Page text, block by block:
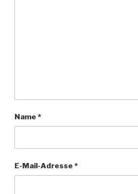
Name *
E-Mail-Adresse *